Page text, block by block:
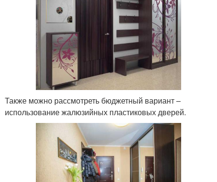
Также можно рассмотреть бюджетный вариант –
использование жалюзийных пластиковых дверей.